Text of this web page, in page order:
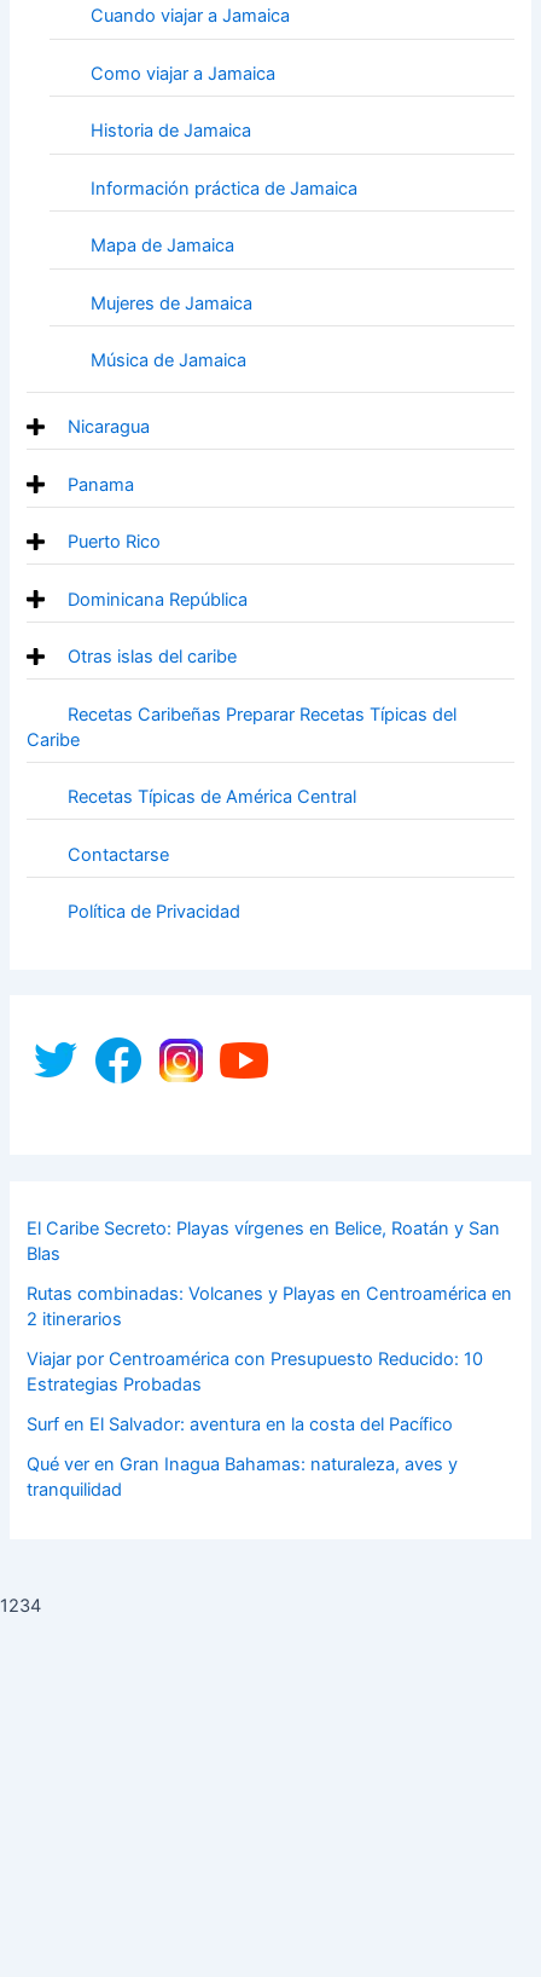
Cuando viajar a Jamaica
Como viajar a Jamaica
Historia de Jamaica
Información práctica de Jamaica
Mapa de Jamaica
Mujeres de Jamaica
Música de Jamaica
Nicaragua
Panama
Puerto Rico
Dominicana República
Otras islas del caribe
Recetas Caribeñas Preparar Recetas Típicas del
Caribe
Recetas Típicas de América Central
Contactarse
Política de Privacidad
El Caribe Secreto: Playas vírgenes en Belice, Roatán y San
Blas
Rutas combinadas: Volcanes y Playas en Centroamérica en
2 itinerarios
Viajar por Centroamérica con Presupuesto Reducido: 10
Estrategias Probadas
Surf en El Salvador: aventura en la costa del Pacífico
Qué ver en Gran Inagua Bahamas: naturaleza, aves y
tranquilidad
1234